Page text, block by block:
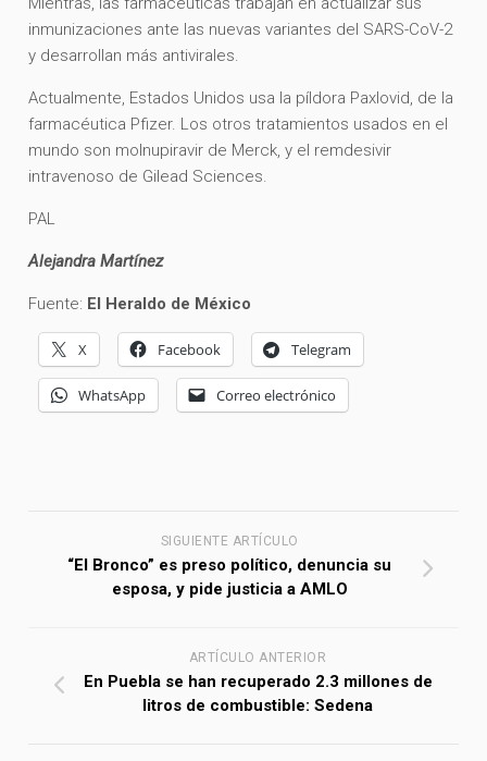
inmunizaciones ante las nuevas variantes del SARS-CoV-2
y desarrollan más antivirales.
Actualmente, Estados Unidos usa la píldora Paxlovid, de la
farmacéutica Pfizer. Los otros tratamientos usados en el
mundo son molnupiravir de Merck, y el remdesivir
intravenoso de Gilead Sciences.
PAL
Alejandra Martínez
Fuente: El Heraldo de México
X Facebook Telegram
WhatsApp Correo electrónico
SIGUIENTE ARTÍCULO
“El Bronco” es preso político, denuncia su
esposa, y pide justicia a AMLO
ARTÍCULO ANTERIOR
En Puebla se han recuperado 2.3 millones de
litros de combustible: Sedena